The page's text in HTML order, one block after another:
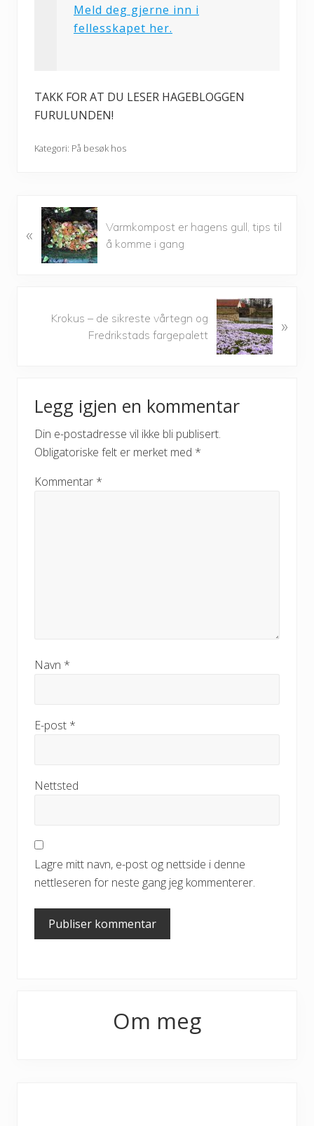
Meld deg gjerne inn i
fellesskapet her.
TAKK FOR AT DU LESER HAGEBLOGGEN
FURULUNDEN!
Kategori: På besøk hos
r
«
Varmkompost er hagens gull, tips til
å komme i gang
Krokus – de sikreste vårtegn og
Fredrikstads fargepalett
»
Interactions
Legg igjen en kommentar
Din e-postadresse vil ikke bli publisert.
Obligatoriske felt er merket med *
Kommentar *
Navn *
E-post *
Nettsted
Lagre mitt navn, e-post og nettside i denne
nettleseren for neste gang jeg kommenterer.
Om meg